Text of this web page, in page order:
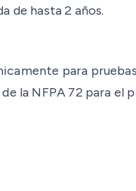
de hasta 2 años.
para
NFPA 72 para el